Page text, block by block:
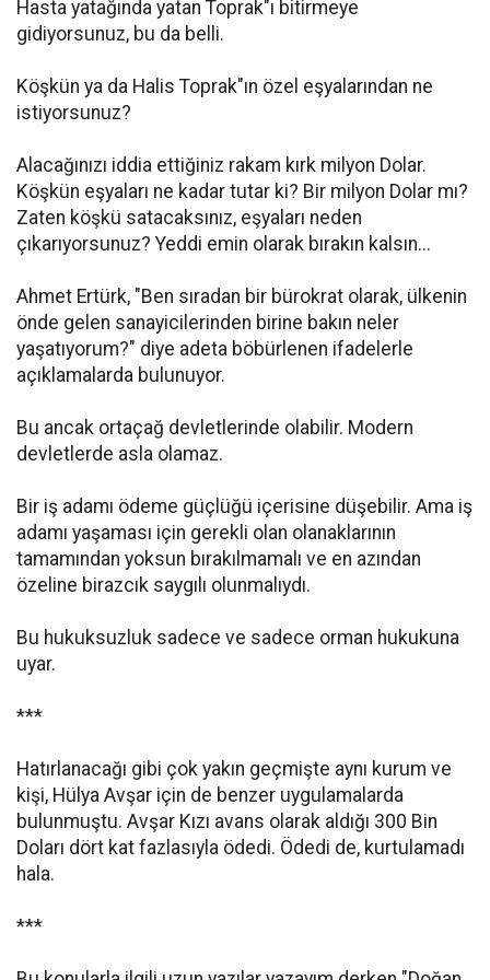
Hasta yatağında yatan Toprak"ı bitirmeye
gidiyorsunuz, bu da belli.
Köşkün ya da Halis Toprak"ın özel eşyalarından ne
istiyorsunuz?
Alacağınızı iddia ettiğiniz rakam kırk milyon Dolar.
Köşkün eşyaları ne kadar tutar ki? Bir milyon Dolar mı?
Zaten köşkü satacaksınız, eşyaları neden
çıkarıyorsunuz? Yeddi emin olarak bırakın kalsın...
Ahmet Ertürk, "Ben sıradan bir bürokrat olarak, ülkenin
önde gelen sanayicilerinden birine bakın neler
yaşatıyorum?" diye adeta böbürlenen ifadelerle
açıklamalarda bulunuyor.
Bu ancak ortaçağ devletlerinde olabilir. Modern
devletlerde asla olamaz.
Bir iş adamı ödeme güçlüğü içerisine düşebilir. Ama iş
adamı yaşaması için gerekli olan olanaklarının
tamamından yoksun bırakılmamalı ve en azından
özeline birazcık saygılı olunmalıydı.
Bu hukuksuzluk sadece ve sadece orman hukukuna
uyar.
***
Hatırlanacağı gibi çok yakın geçmişte aynı kurum ve
kişi, Hülya Avşar için de benzer uygulamalarda
bulunmuştu. Avşar Kızı avans olarak aldığı 300 Bin
Doları dört kat fazlasıyla ödedi. Ödedi de, kurtulamadı
hala.
***